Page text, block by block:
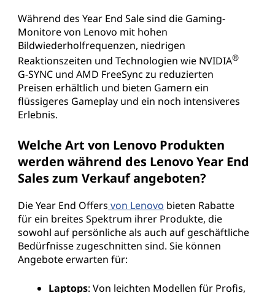
Während des Year End Sale sind die Gaming-
Monitore von Lenovo mit hohen
Bildwiederholfrequenzen, niedrigen
Reaktionszeiten und Technologien wie NVIDIA®
G-SYNC und AMD FreeSync zu reduzierten
Preisen erhältlich und bieten Gamern ein
flüssigeres Gameplay und ein noch intensiveres
Erlebnis.
Welche Art von Lenovo Produkten
werden während des Lenovo Year End
Sales zum Verkauf angeboten?
Die Year End Offers von Lenovo bieten Rabatte
für ein breites Spektrum ihrer Produkte, die
sowohl auf persönliche als auch auf geschäftliche
Bedürfnisse zugeschnitten sind. Sie können
Angebote erwarten für:
Laptops: Von leichten Modellen für Profis,